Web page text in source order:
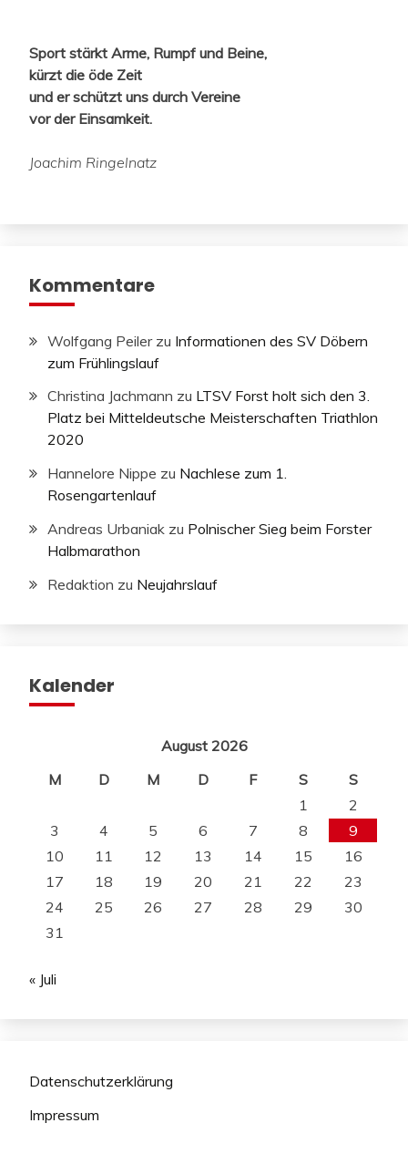
Sport stärkt Arme, Rumpf und Beine,
kürzt die öde Zeit
und er schützt uns durch Vereine
vor der Einsamkeit.
Joachim Ringelnatz
Kommentare
Wolfgang Peilerzu Informationen des SV Döbern
zum Frühlingslauf
Christina Jachmann zu LTSV Forst holt sich den 3.
Platz bei Mitteldeutsche Meisterschaften Triathlon
2020
Hannelore Nippe zu Nachlese zum 1.
Rosengartenlauf
Andreas Urbaniak zu Polnischer Sieg beim Forster
Halbmarathon
Redaktion zu Neujahrslauf
Kalender
August 2026
M
D M D F S
S
1
2
3
4 5 6 7 8
9
10
11 12 13 14 15
16
17
18 19 20 21 22
23
24
25 26 27 28 29
30
31
« Juli
Datenschutzerklärung
Impressum